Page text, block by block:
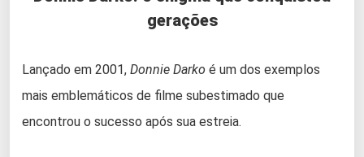
gerações
Lançado em 2001, Donnie Darko é um dos exemplos
mais emblemáticos de filme subestimado que
encontrou o sucesso após sua estreia.